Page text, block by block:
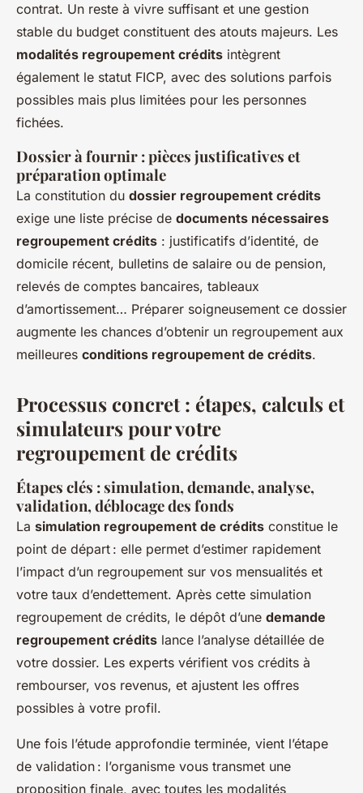
contrat. Un reste à vivre suffisant et une gestion
stable du budget constituent des atouts majeurs. Les
modalités regroupement crédits intègrent
également le statut FICP, avec des solutions parfois
possibles mais plus limitées pour les personnes
fichées.
Dossier à fournir : pièces justificatives et
préparation optimale
La constitution du dossier regroupement crédits
exige une liste précise de documents nécessaires
regroupement crédits : justificatifs d’identité, de
domicile récent, bulletins de salaire ou de pension,
relevés de comptes bancaires, tableaux
d’amortissement… Préparer soigneusement ce dossier
augmente les chances d’obtenir un regroupement aux
meilleures conditions regroupement de crédits.
Processus concret : étapes, calculs et
simulateurs pour votre
regroupement de crédits
Étapes clés : simulation, demande, analyse,
validation, déblocage des fonds
La simulation regroupement de crédits constitue le
point de départ : elle permet d’estimer rapidement
l’impact d’un regroupement sur vos mensualités et
votre taux d’endettement. Après cette simulation
regroupement de crédits, le dépôt d’une demande
regroupement crédits lance l’analyse détaillée de
votre dossier. Les experts vérifient vos crédits à
rembourser, vos revenus, et ajustent les offres
possibles à votre profil.
Une fois l’étude approfondie terminée, vient l’étape
de validation : l’organisme vous transmet une
proposition finale, avec toutes les modalités